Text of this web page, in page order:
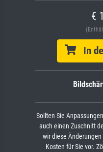
€
In
Sollten Sie
auch einen Zuschnitt
wir diese
Kosten für Sie vor.